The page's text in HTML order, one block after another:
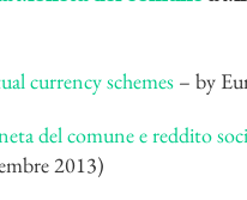
currency schemes– by
del comune e reddito
2013)